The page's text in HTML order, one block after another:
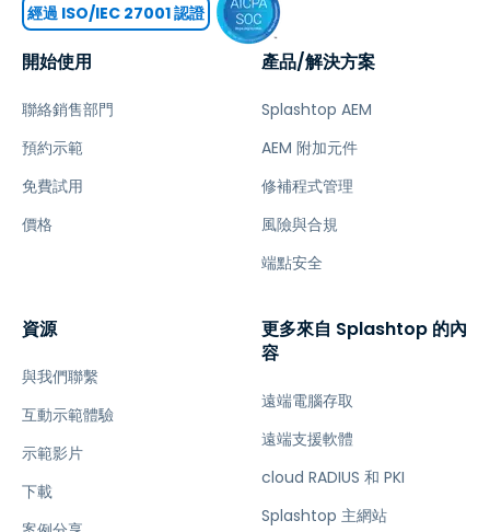
開始使用
聯絡銷售部門
預約示範
免費試用
價格
產品/解決方案
Splashtop AEM
AEM 附加元件
修補程式管理
風險與合規
端點安全
資源
與我們聯繫
互動示範體驗
示範影片
下載
更多來自 Splashtop 的內
容
遠端電腦存取
遠端支援軟體
cloud RADIUS 和 PKI
Splashtop 主網站
經過 ISO/IEC 27001 認證